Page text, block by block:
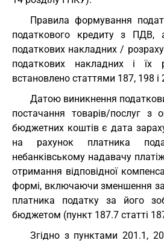
Правила формування
податкового кредиту з ПДВ,
податкових накладних /
податкових накладних і їх
встановлено статтями 187, 198 і
Датою виникнення
постачання товарів/послуг з
бюджетних коштів є дата
на рахунок платника
небанківському надавачу
отримання відповідної
формі, включаючи зменшення
платника податку за його
бюджетом (пункт 187.7 статті
Згідно з пунктами 201.1,